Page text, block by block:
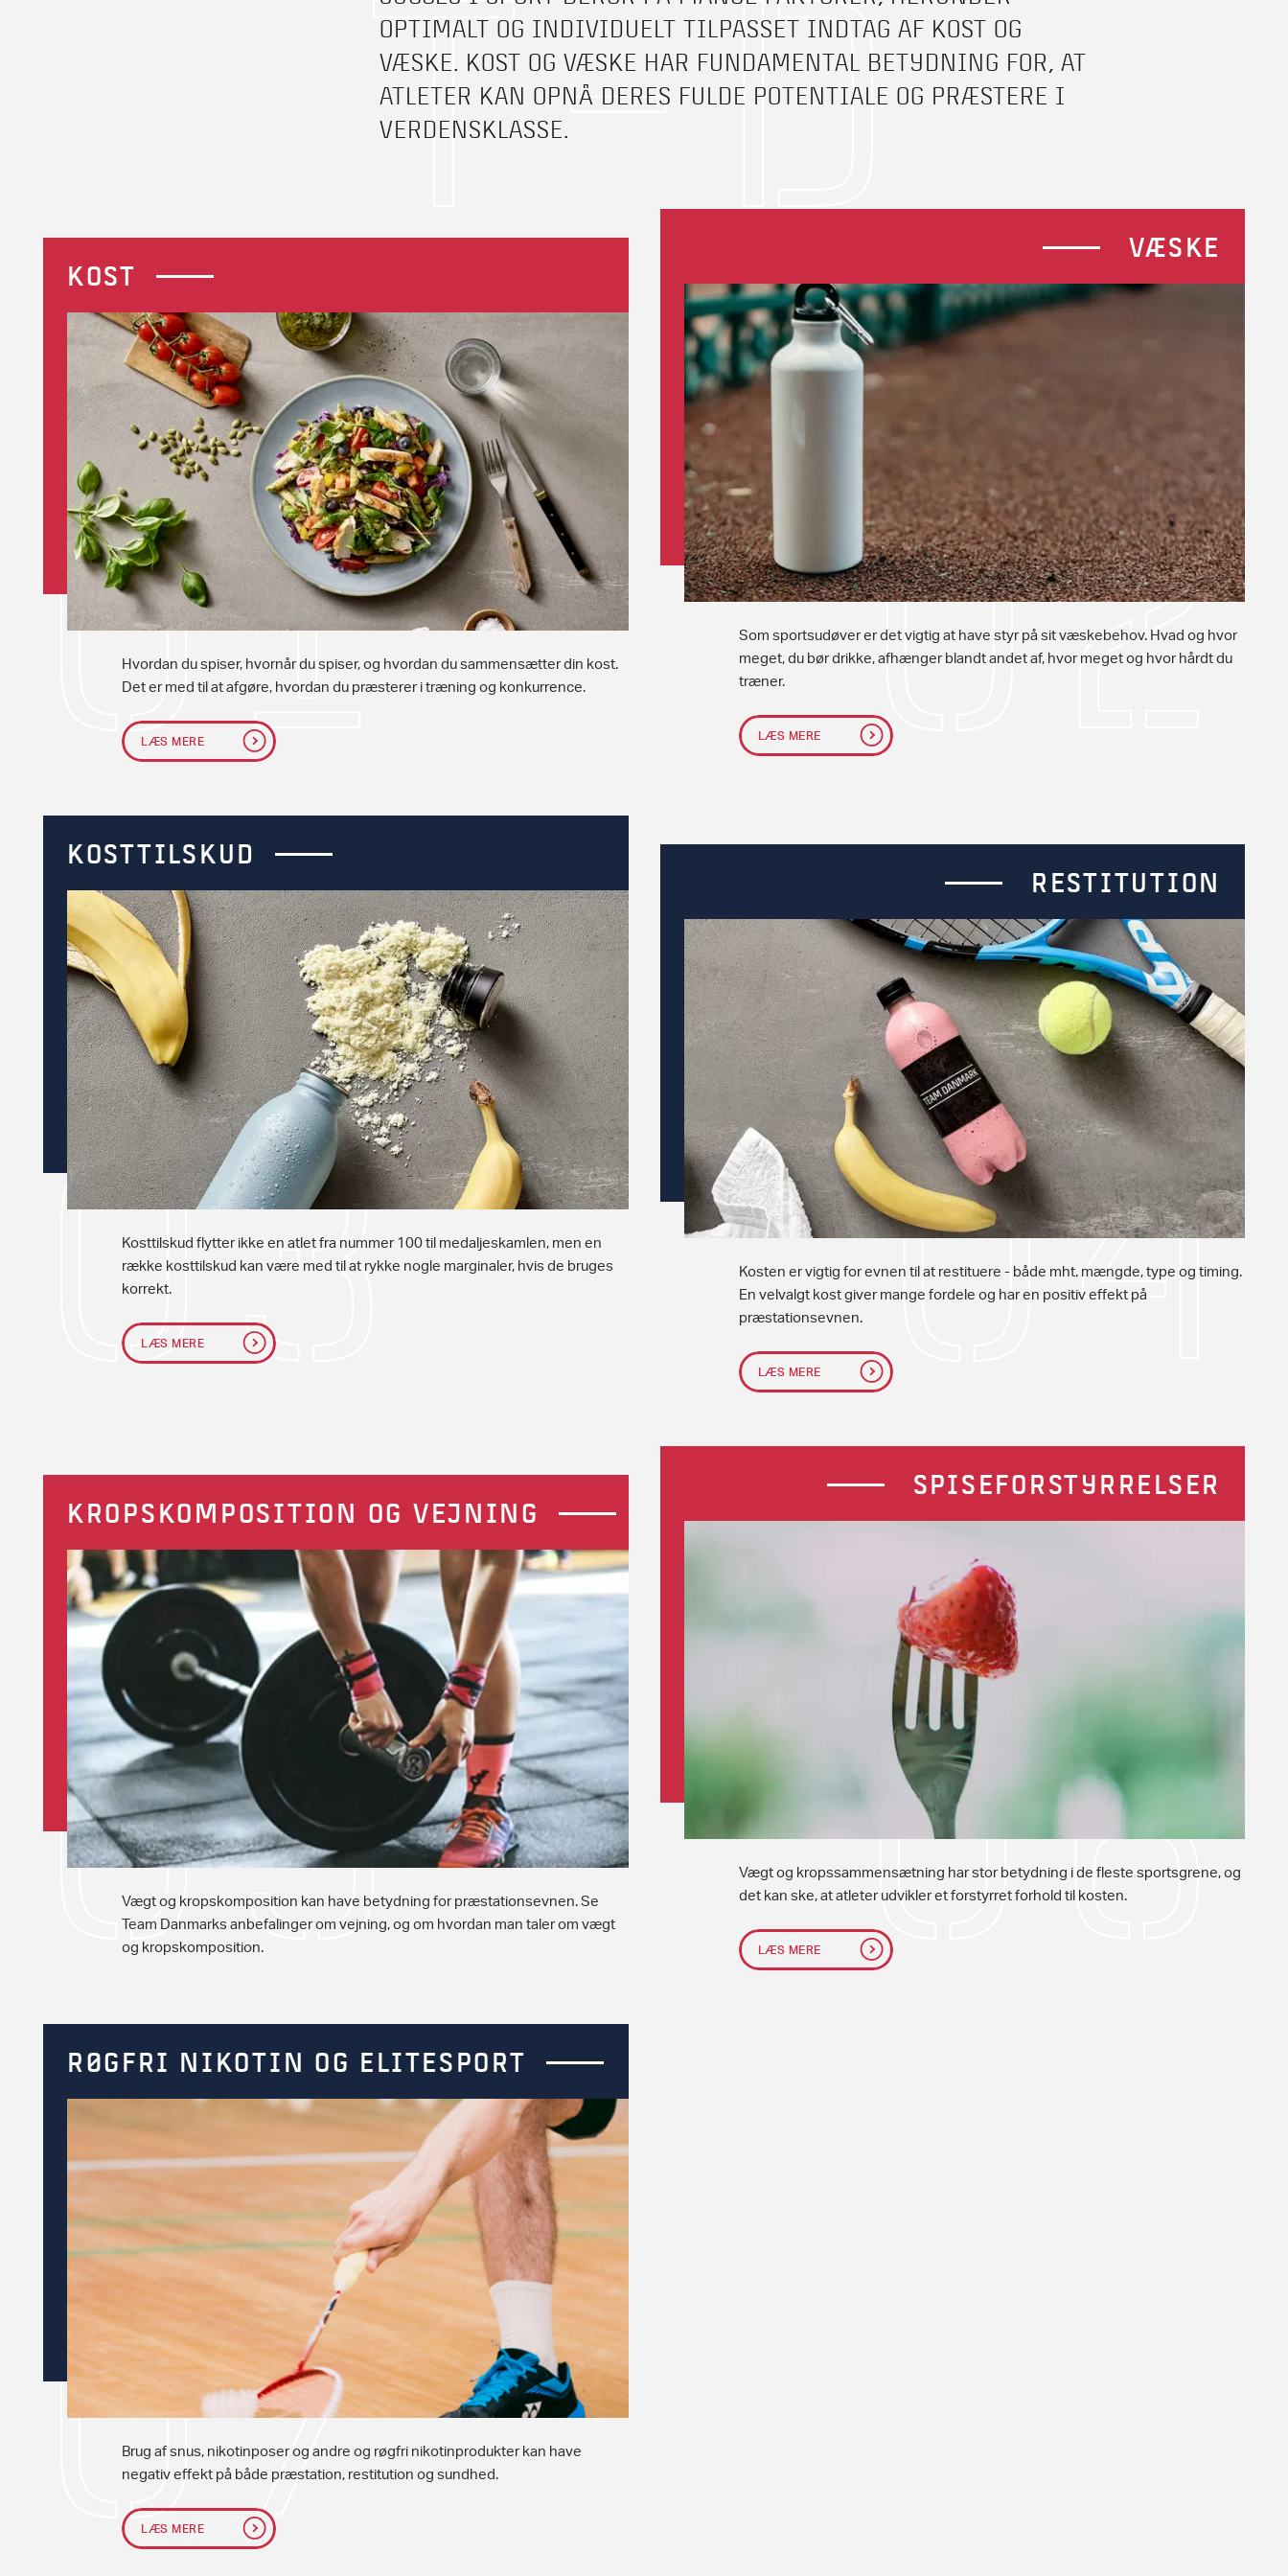
OPTIMALT OG INDIVIDUELT TILPASSET INDTAG AF KOST OG
VÆSKE. KOST OG VÆSKE HAR FUNDAMENTAL BETYDNING FOR, AT
ATLETER KAN OPNÅ DERES FULDE POTENTIALE OG PRÆSTERE I
VERDENSKLASSE.
T-D
KOST
Hvordan du spiser, hvornår du spiser, og hvordan du sammensætter din kost.
Det er med til at afgøre, hvordan du præsterer i træning og konkurrence.
LÆS MERE
VÆSKE
Som sportsudøver er det vigtig at have styr på sit væskebehov. Hvad og hvor
meget, du bør drikke, afhænger blandt andet af, hvor meget og hvor hårdt du
træner.
LÆS MERE
KOSTTILSKUD
Kosttilskud flytter ikke en atlet fra nummer 100 til medaljeskamlen, men en
række kosttilskud kan være med til at rykke nogle marginaler, hvis de bruges
korrekt.
LÆS MERE
RESTITUTION
Kosten er vigtig for evnen til at restituere - både mht. mængde, type og timing.
En velvalgt kost giver mange fordele og har en positiv effekt på
præstationsevnen.
LÆS MERE
KROPSKOMPOSITION OG VEJNING
Vægt og kropskomposition kan have betydning for præstationsevnen. Se
Team Danmarks anbefalinger om vejning, og om hvordan man taler om vægt
og kropskomposition.
SPISEFORSTYRRELSER
Vægt og kropssammensætning har stor betydning i de fleste sportsgrene, og
det kan ske, at atleter udvikler et forstyrret forhold til kosten.
LÆS MERE
RØGFRI NIKOTIN OG ELITESPORT
Brug af snus, nikotinposer og andre og røgfri nikotinprodukter kan have
negativ effekt på både præstation, restitution og sundhed.
LÆS MERE